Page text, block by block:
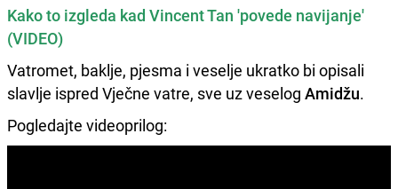
Kako to izgleda kad Vincent Tan 'povede navijanje'
(VIDEO)
Vatromet, baklje, pjesma i veselje ukratko bi opisali
slavlje ispred Vječne vatre, sve uz veselog Amidžu.
Pogledajte videoprilog: